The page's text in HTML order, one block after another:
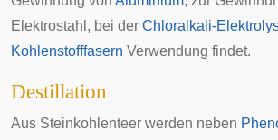
Elektrostahl , bei der Chloralkali-
Kohlenstofffasern Verwendung findet.
Destillation
Aus Steinkohlenteer werden neben